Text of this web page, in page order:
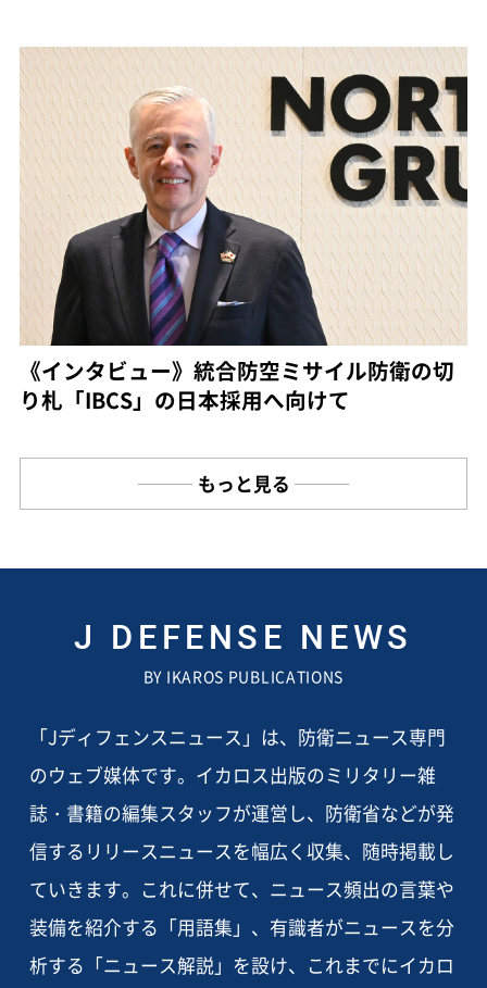
《インタビュー》統合防空ミサイル防衛の切
り札「IBCS」の日本採用へ向けて
もっと見る
J DEFENSE NEWS
BY IKAROS PUBLICATIONS
「Jディフェンスニュース」は、防衛ニュース専門
のウェブ媒体です。イカロス出版のミリタリー雑
誌・書籍の編集スタッフが運営し、防衛省などが発
信するリリースニュースを幅広く収集、随時掲載し
ていきます。これに併せて、ニュース頻出の言葉や
装備を紹介する「用語集」、有識者がニュースを分
析する「ニュース解説」を設け、これまでにイカロ